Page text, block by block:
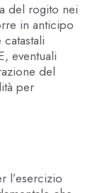
del rogito nei
in anticipo
eventuali
del
per
l’esercizio